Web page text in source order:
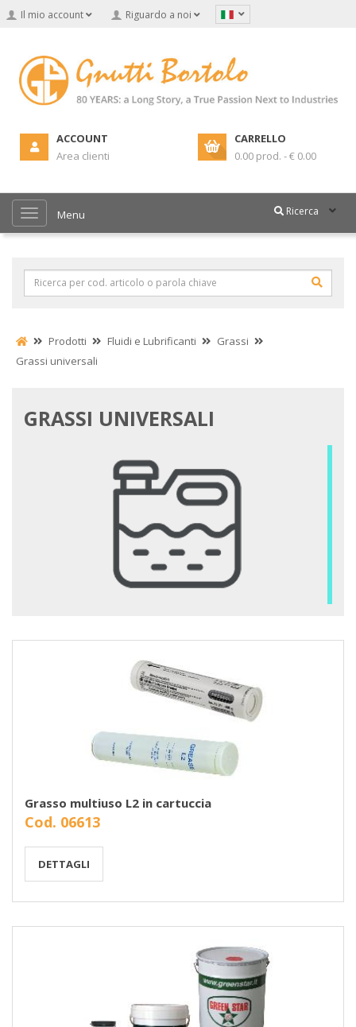
Il mio account Riguardo a noi
ACCOUNT
Area clienti
CARRELLO
0.00 prod. - € 0.00
Menu Ricerca
Prodotti Fluidi e Lubrificanti
Grassi
Grassi universali
GRASSI UNIVERSALI
Grasso multiuso L2 in cartuccia
Cod. 06613
DETTAGLI